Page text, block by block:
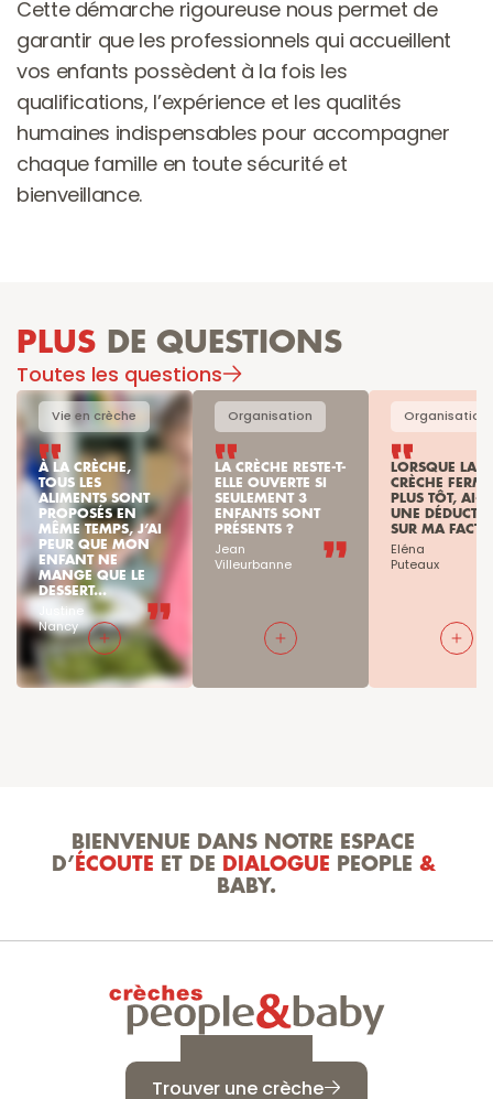
Cette démarche rigoureuse nous permet de
garantir que les professionnels qui accueillent
vos enfants possèdent à la fois les
qualifications, l’expérience et les qualités
humaines indispensables pour accompagner
chaque famille en toute sécurité et
bienveillance.
PLUS DE QUESTIONS
Toutes les questions
Vie en crèche
À LA CRÈCHE,
TOUS LES
ALIMENTS SONT
PROPOSÉS EN
MÊME TEMPS, J’AI
PEUR QUE MON
ENFANT NE
MANGE QUE LE
DESSERT...
Justine
Nancy
Organisation
LA CRÈCHE RESTE-T-
ELLE OUVERTE SI
SEULEMENT 3
ENFANTS SONT
PRÉSENTS ?
Jean
Villeurbanne
Organisation
LORSQUE LA
CRÈCHE FERME
PLUS TÔT, AI-
UNE
SUR MA
Eléna
Puteaux
BIENVENUE DANS NOTRE ESPACE
D’ ÉCOUTE ET DE DIALOGUE PEOPLE &
BABY.
Trouver une crèche